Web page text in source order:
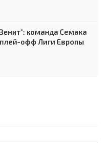
команда Семака
плей-офф Лиги Европы